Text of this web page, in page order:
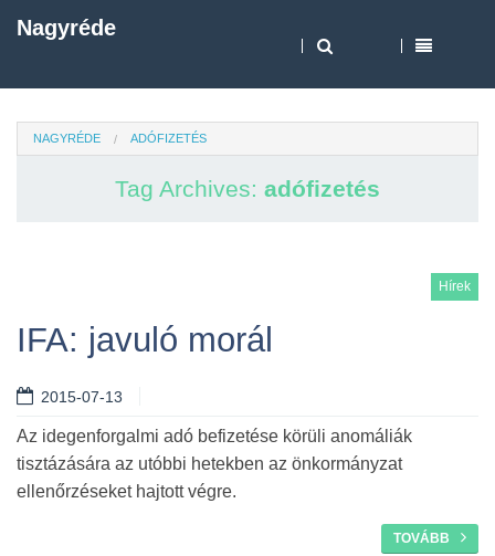
Nagyréde
NAGYRÉDE ADÓFIZETÉS
Tag Archives: adófizetés
Hírek
IFA: javuló morál
2015-07-13
Az idegenforgalmi adó befizetése körüli anomáliák
tisztázására az utóbbi hetekben az önkormányzat
ellenőrzéseket hajtott végre.
TOVÁBB